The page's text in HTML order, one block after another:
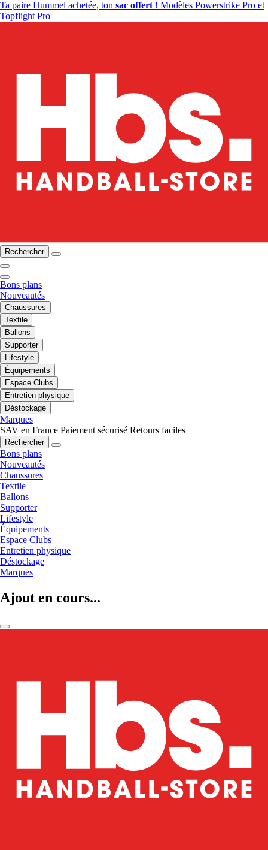
Ta paire Hummel achetée, ton sac offert ! Modèles Powerstrike Pro et
Topflight Pro
Rechercher
Bons plans
Nouveautés
Chaussures
Textile
Ballons
Supporter
Lifestyle
Équipements
Espace Clubs
Entretien physique
Déstockage
Marques
SAV en France Paiement sécurisé Retours faciles
Rechercher
Bons plans
Nouveautés
Chaussures
Textile
Ballons
Supporter
Lifestyle
Équipements
Espace Clubs
Entretien physique
Déstockage
Marques
Ajout en cours...